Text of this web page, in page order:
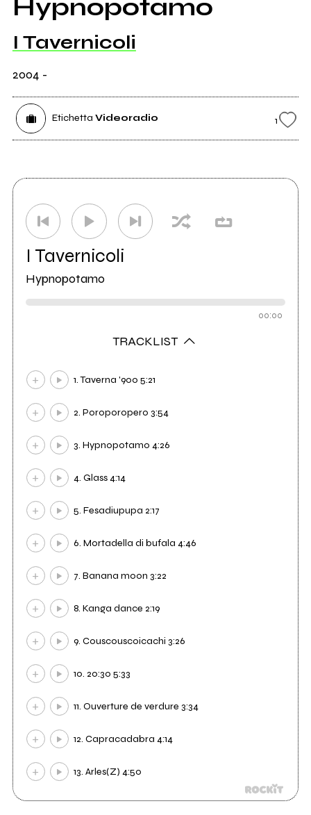
Hypnopotamo
I Tavernicoli
2004 -
Etichetta Videoradio 1
I Tavernicoli
Hypnopotamo
00:00
TRACKLIST
1. Taverna '900 5:21
2. Poroporopero 3:54
3. Hypnopotamo 4:26
4. Glass 4:14
5. Fesadiupupa 2:17
6. Mortadella di bufala 4:46
7. Banana moon 3:22
8. Kanga dance 2:19
9. Couscouscoicachi 3:26
10. 20:30 5:33
11. Ouverture de verdure 3:34
12. Capracadabra 4:14
13. Arles(Z) 4:50